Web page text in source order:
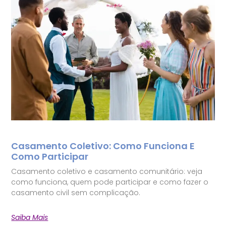
Casamento Coletivo: Como Funciona E
Como Participar
Casamento coletivo e casamento comunitário: veja
como funciona, quem pode participar e como fazer o
casamento civil sem complicação.
Saiba Mais